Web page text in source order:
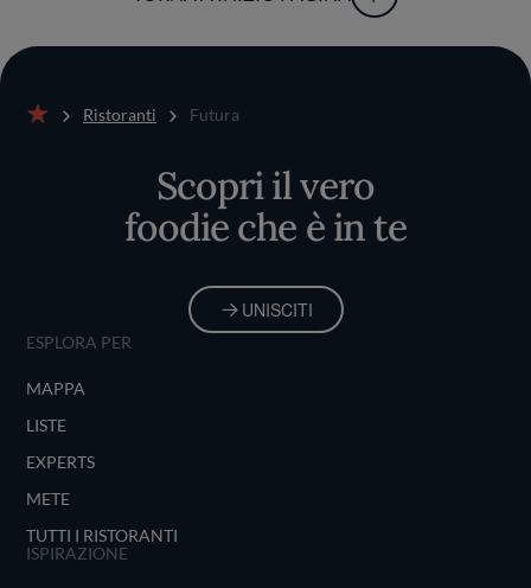
Ristoranti Futura
Scopri il vero
foodie che è in te
UNISCITI
ESPLORA PER
MAPPA
LISTE
EXPERTS
METE
TUTTI I RISTORANTI
ISPIRAZIONE